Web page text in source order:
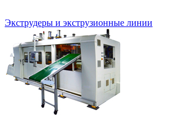
Экструдеры и экструзионные линии